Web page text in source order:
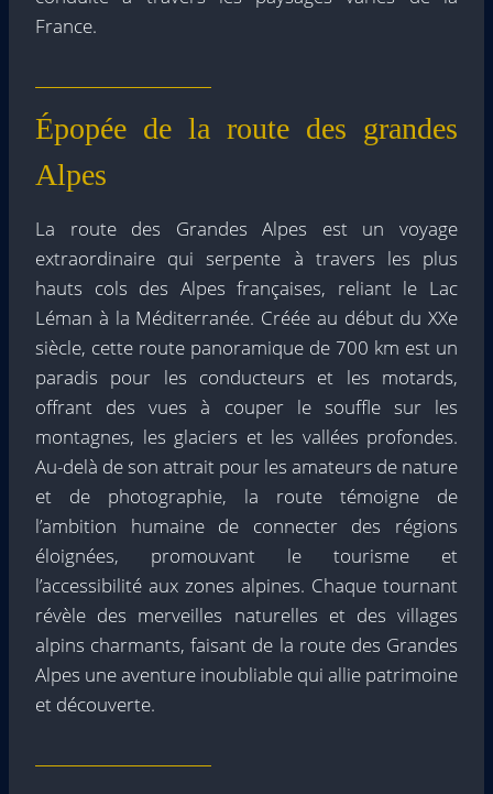
France.
Épopée de la route des grandes
Alpes
La route des Grandes Alpes est un voyage
extraordinaire qui serpente à travers les plus
hauts cols des Alpes françaises, reliant le Lac
Léman à la Méditerranée. Créée au début du XXe
siècle, cette route panoramique de 700 km est un
paradis pour les conducteurs et les motards,
offrant des vues à couper le souffle sur les
montagnes, les glaciers et les vallées profondes.
Au-delà de son attrait pour les amateurs de nature
et de photographie, la route témoigne de
l’ambition humaine de connecter des régions
éloignées, promouvant le tourisme et
l’accessibilité aux zones alpines. Chaque tournant
révèle des merveilles naturelles et des villages
alpins charmants, faisant de la route des Grandes
Alpes une aventure inoubliable qui allie patrimoine
et découverte.